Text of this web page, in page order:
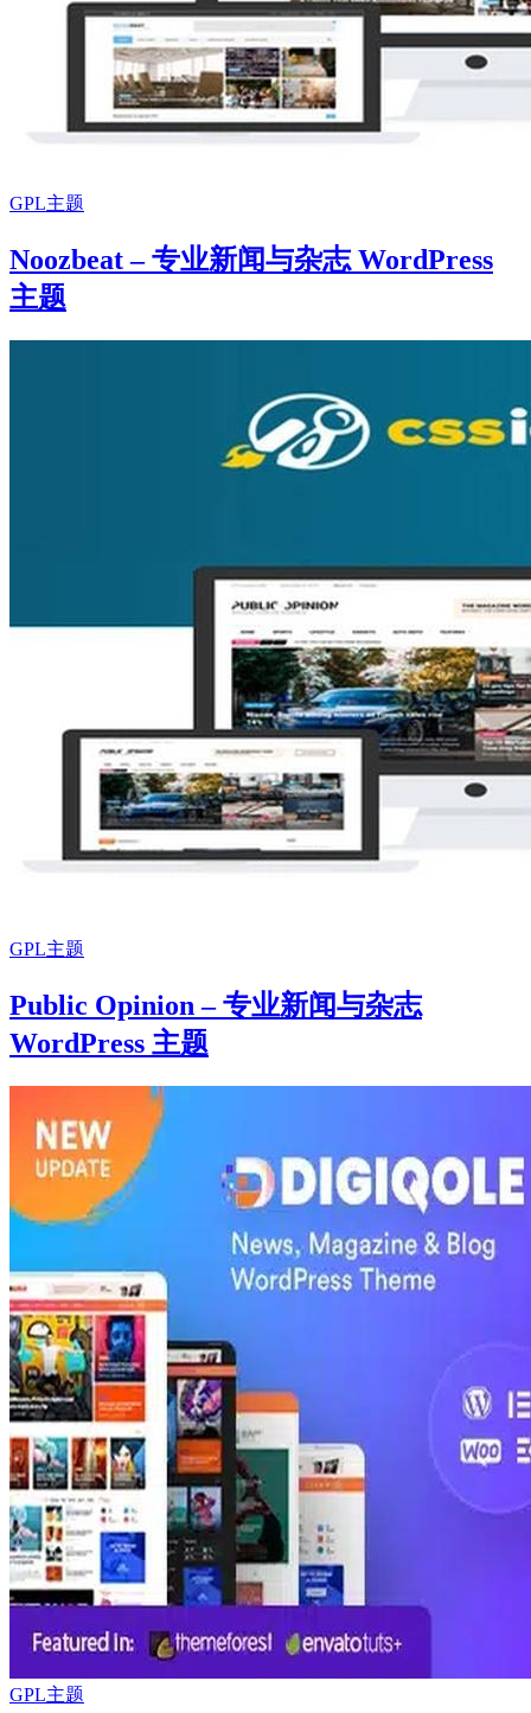
GPL主题
Noozbeat – 专业新闻与杂志 WordPress
主题
GPL主题
Public Opinion – 专业新闻与杂志
WordPress 主题
GPL主题